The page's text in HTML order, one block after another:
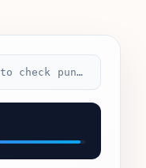
Paste your text here to check punctuation...